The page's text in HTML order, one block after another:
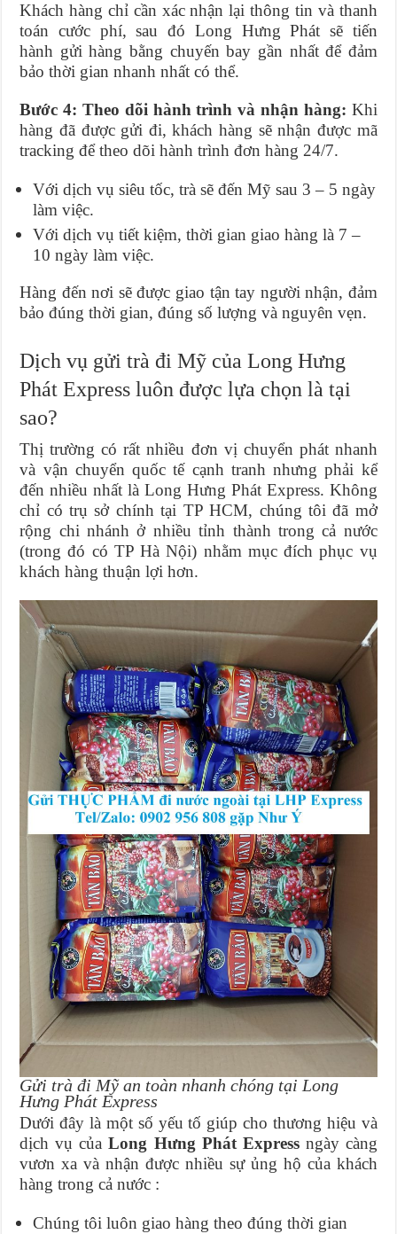
Khách hàng chỉ cần xác nhận lại thông tin và thanh
toán cước phí, sau đó Long Hưng Phát sẽ tiến
hành gửi hàng bằng chuyến bay gần nhất để đảm
bảo thời gian nhanh nhất có thể.
Bước 4: Theo dõi hành trình và nhận hàng: Khi
hàng đã được gửi đi, khách hàng sẽ nhận được mã
tracking để theo dõi hành trình đơn hàng 24/7.
Với dịch vụ siêu tốc, trà sẽ đến Mỹ sau 3 – 5 ngày
làm việc.
Với dịch vụ tiết kiệm, thời gian giao hàng là 7 –
10 ngày làm việc.
Hàng đến nơi sẽ được giao tận tay người nhận, đảm
bảo đúng thời gian, đúng số lượng và nguyên vẹn.
Dịch vụ gửi trà đi Mỹ của Long Hưng
Phát Express luôn được lựa chọn là tại
sao?
Thị trường có rất nhiều đơn vị chuyển phát nhanh
và vận chuyển quốc tế cạnh tranh nhưng phải kể
đến nhiều nhất là Long Hưng Phát Express. Không
chỉ có trụ sở chính tại TP HCM, chúng tôi đã mở
rộng chi nhánh ở nhiều tỉnh thành trong cả nước
(trong đó có TP Hà Nội) nhằm mục đích phục vụ
khách hàng thuận lợi hơn.
Gửi trà đi Mỹ an toàn nhanh chóng tại Long
Hưng Phát Express
Dưới đây là một số yếu tố giúp cho thương hiệu và
dịch vụ củaLong Hưng Phát Expressngày càng
vươn xa và nhận được nhiều sự ủng hộ của khách
hàng trong cả nước :
Chúng tôi luôn giao hàng theo đúng thời gian